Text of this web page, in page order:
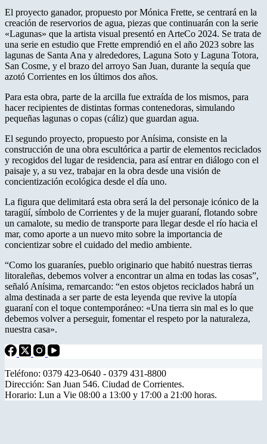
El proyecto ganador, propuesto por Mónica Frette, se centrará en la
creación de reservorios de agua, piezas que continuarán con la serie
«Lagunas» que la artista visual presentó en ArteCo 2024. Se trata de
una serie en estudio que Frette emprendió en el año 2023 sobre las
lagunas de Santa Ana y alrededores, Laguna Soto y Laguna Totora,
San Cosme, y el brazo del arroyo San Juan, durante la sequía que
azotó Corrientes en los últimos dos años.
Para esta obra, parte de la arcilla fue extraída de los mismos, para
hacer recipientes de distintas formas contenedoras, simulando
pequeñas lagunas o copas (cáliz) que guardan agua.
El segundo proyecto, propuesto por Anísima, consiste en la
construcción de una obra escultórica a partir de elementos reciclados
y recogidos del lugar de residencia, para así entrar en diálogo con el
paisaje y, a su vez, trabajar en la obra desde una visión de
concientización ecológica desde el día uno.
La figura que delimitará esta obra será la del personaje icónico de la
taragüí, símbolo de Corrientes y de la mujer guaraní, flotando sobre
un camalote, su medio de transporte para llegar desde el río hacia el
mar, como aporte a un nuevo mito sobre la importancia de
concientizar sobre el cuidado del medio ambiente.
“Como los guaraníes, pueblo originario que habitó nuestras tierras
litoraleñas, debemos volver a encontrar un alma en todas las cosas”,
señaló Anísima, remarcando: “en estos objetos reciclados habrá un
alma destinada a ser parte de esta leyenda que revive la utopía
guaraní con el toque contemporáneo: «Una tierra sin mal es lo que
debemos volver a perseguir, fomentar el respeto por la naturaleza,
nuestra casa».
Teléfono: 0379 423-0640 - 0379 431-8800
Dirección: San Juan 546. Ciudad de Corrientes.
Horario: Lun a Vie 08:00 a 13:00 y 17:00 a 21:00 horas.